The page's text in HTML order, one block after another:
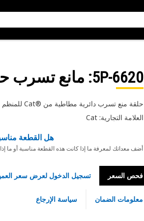
5P-6620: مانع تسرب
حلقة منع تسرب دائرية مطاطية من ®Cat للمنظم ومضخة حقن الوقود
العلامة التجارية: Cat
هل القطعة
أضف معداتك لمعرفة ما إذا كانت هذه القطعة مناسبة أو ما
فحص السعر تسجيل الدخول لعرض سعر
معلومات الضمان سياسة الإرجاع